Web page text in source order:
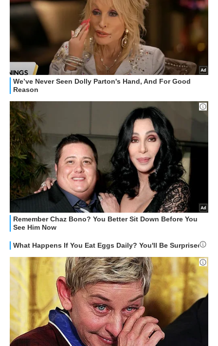
HOW TO